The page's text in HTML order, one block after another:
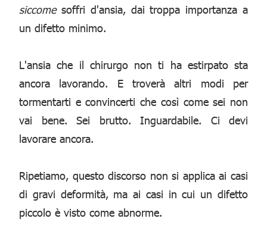
siccomesoffri d'ansia, dai troppa importanza a
un difetto minimo.
L'ansia che il chirurgo non ti ha estirpato sta
ancora lavorando. E troverà altri modi per
tormentarti e convincerti che così come sei non
vai bene. Sei brutto. Inguardabile. Ci devi
lavorare ancora.
Ripetiamo, questo discorso non si applica ai casi
di gravi deformità, ma ai casi in cui un difetto
piccolo è visto come abnorme.